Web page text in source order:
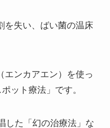
を失い、ばい菌の温床
エンカアエン）を使っ
ット療法」です。
した「幻の治療法」な